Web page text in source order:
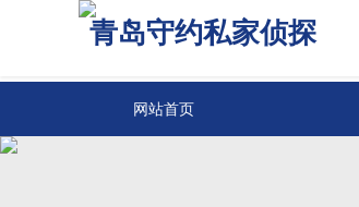
青岛守约私家侦探
网站首页